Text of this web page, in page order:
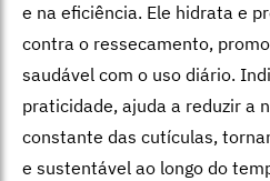
e na eficiência. Ele hidrata e
contra o ressecamento,
saudável com o uso diário.
praticidade, ajuda a reduzir a
constante das cutículas,
e sustentável ao longo do